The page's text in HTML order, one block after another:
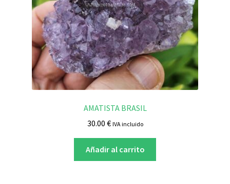
AMATISTA BRASIL
30.00 € IVA incluido
Añadir al carrito